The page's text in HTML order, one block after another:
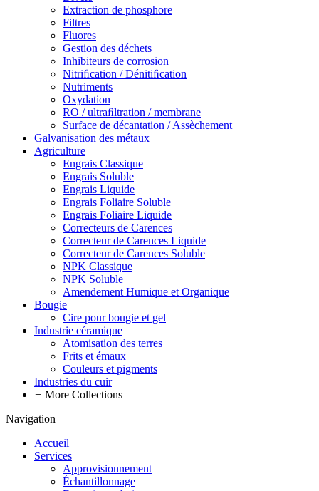
Extraction de phosphore
Filtres
Fluores
Gestion des déchets
Inhibiteurs de corrosion
Nitriﬁcation / Dénitiﬁcation
Nutriments
Oxydation
RO / ultraﬁltration / membrane
Surface de décantation / Assèchement
Galvanisation des métaux
Agriculture
Engrais Classique
Engrais Soluble
Engrais Liquide
Engrais Foliaire Soluble
Engrais Foliaire Liquide
Correcteurs de Carences
Correcteur de Carences Liquide
Correcteur de Carences Soluble
NPK Classique
NPK Soluble
Amendement Humique et Organique
Bougie
Cire pour bougie et gel
Industrie céramique
Atomisation des terres
Frits et émaux
Couleurs et pigments
Industries du cuir
+ More Collections
Navigation
Accueil
Services
Approvisionnement
Échantillonnage